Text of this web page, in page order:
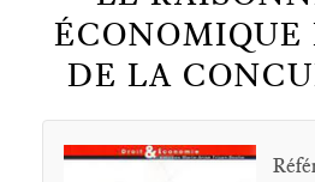
ÉCONOMIQUE
DE LA